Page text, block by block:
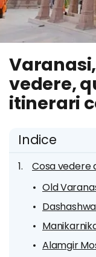
vedere,
itinerari
Indice
Cosa vedere
Old
Alamgir